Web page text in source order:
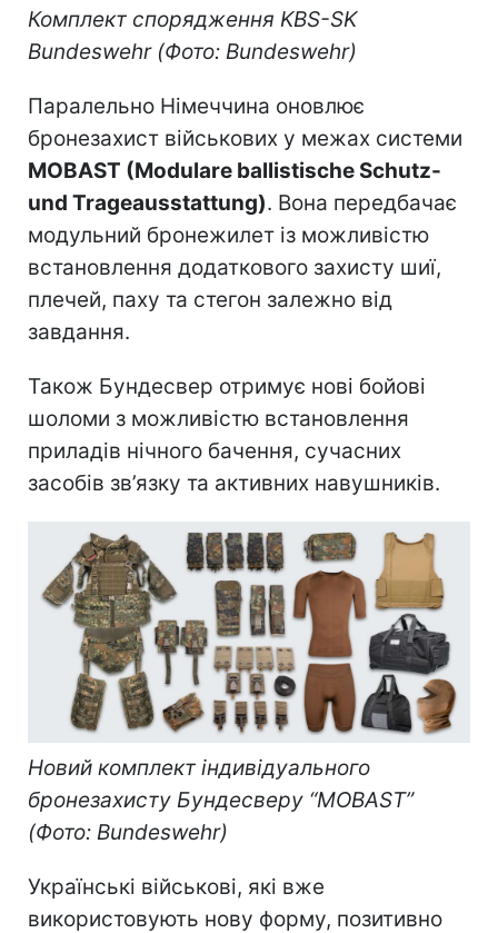
Комплект спорядження KBS-SK
Bundeswehr (Фото: Bundeswehr)
Паралельно Німеччина оновлює
бронезахист військових у межах системи
MOBAST (Modulare ballistische Schutz-
und Trageausstattung). Вона передбачає
модульний бронежилет із можливістю
встановлення додаткового захисту шиї,
плечей, паху та стегон залежно від
завдання.
Також Бундесвер отримує нові бойові
шоломи з можливістю встановлення
приладів нічного бачення, сучасних
засобів зв’язку та активних навушників.
Новий комплект індивідуального
бронезахисту Бундесверу “MOBAST”
(Фото: Bundeswehr)
Українські військові, які вже
використовують нову форму, позитивно